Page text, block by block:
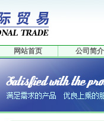
网站首页 公司简介